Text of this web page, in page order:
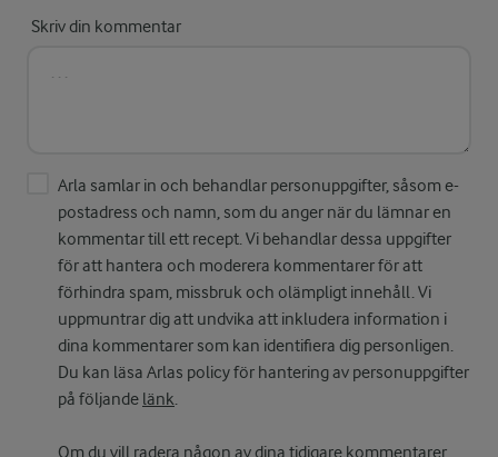
Skriv din kommentar
Arla samlar in och behandlar personuppgifter, såsom e-
postadress och namn, som du anger när du lämnar en
kommentar till ett recept. Vi behandlar dessa uppgifter
för att hantera och moderera kommentarer för att
förhindra spam, missbruk och olämpligt innehåll. Vi
uppmuntrar dig att undvika att inkludera information i
dina kommentarer som kan identifiera dig personligen.
Du kan läsa Arlas policy för hantering av personuppgifter
på följande länk.
Om du vill radera någon av dina tidigare kommentarer,